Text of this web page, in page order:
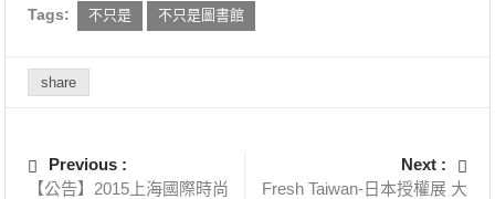
Tags: 不只是 不只是圖書館
share
Previous :
【公告】2015上海國際時尚
Next :
Fresh Taiwan-日本授權展 大